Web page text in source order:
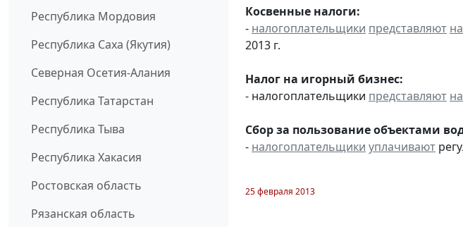
Республика Мордовия
Республика Саха (Якутия)
Северная Осетия-Алания
Республика Татарстан
Республика Тыва
Республика Хакасия
Ростовская область
Рязанская область
Косвенные налоги:
- налогоплательщики представляют
2013 г.
Налог на игорный бизнес:
- налогоплательщики представляют
Сбор за пользование объектами
- налогоплательщики уплачивают
25 февраля 2013